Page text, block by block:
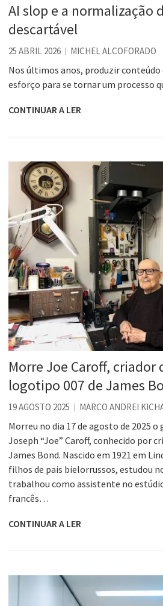
AI slop e a normalização
descartável
25 ABRIL 2026 MICHEL ALCOFORADO
Nos últimos anos, produzir conteúdo
esforço para se tornar um processo
CONTINUAR A LER
Morre Joe Caroff, criador
logotipo 007 de James
19 AGOSTO 2025 MARCO ANDREI
Morreu no dia 17 de agosto de 2025
Joseph “Joe” Caroff, conhecido por
James Bond. Nascido em 1921 em
filhos de pais bielorrussos, estudou
trabalhou como assistente no
francês…
CONTINUAR A LER